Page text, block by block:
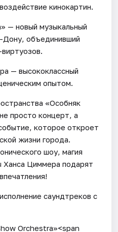
кинокартин.
— новый музыкальный
Дону, объединивший
— высококлассный
опытом.
«Особняк
просто концерт, а
которое откроет
жизни города.
шоу, магия
Ханса Циммера подарят
саундтреков с
Orchestra»<span